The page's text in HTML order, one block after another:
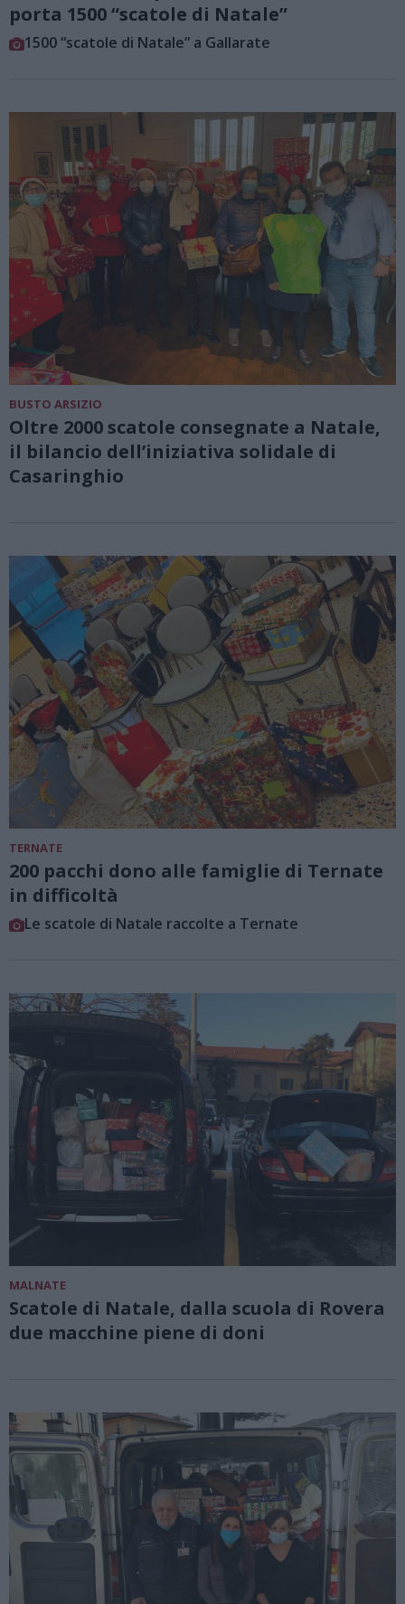
porta 1500 “scatole di Natale”
1500 “scatole di Natale” a Gallarate
BUSTO ARSIZIO
Oltre 2000 scatole consegnate a Natale,
il bilancio dell’iniziativa solidale di
Casaringhio
TERNATE
200 pacchi dono alle famiglie di Ternate
in difficoltà
Le scatole di Natale raccolte a Ternate
MALNATE
Scatole di Natale, dalla scuola di Rovera
due macchine piene di doni